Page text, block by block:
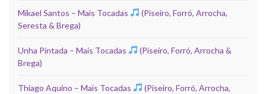
Mikael Santos – Mais Tocadas
(Piseiro, Forró, Arrocha,
Seresta & Brega)
Unha Pintada – Mais Tocadas
(Piseiro, Forró, Arrocha &
Brega)
Thiago Aquino – Mais Tocadas
(Piseiro, Forró, Arrocha,